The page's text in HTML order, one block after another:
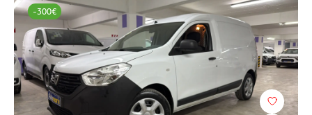
-300€